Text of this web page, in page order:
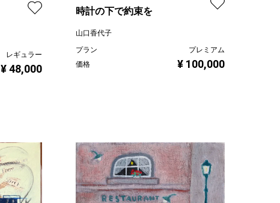
レギュラー
¥ 48,000
時計の下で約束を
山口香代子
プラン
プレミアム
価格
¥ 100,000